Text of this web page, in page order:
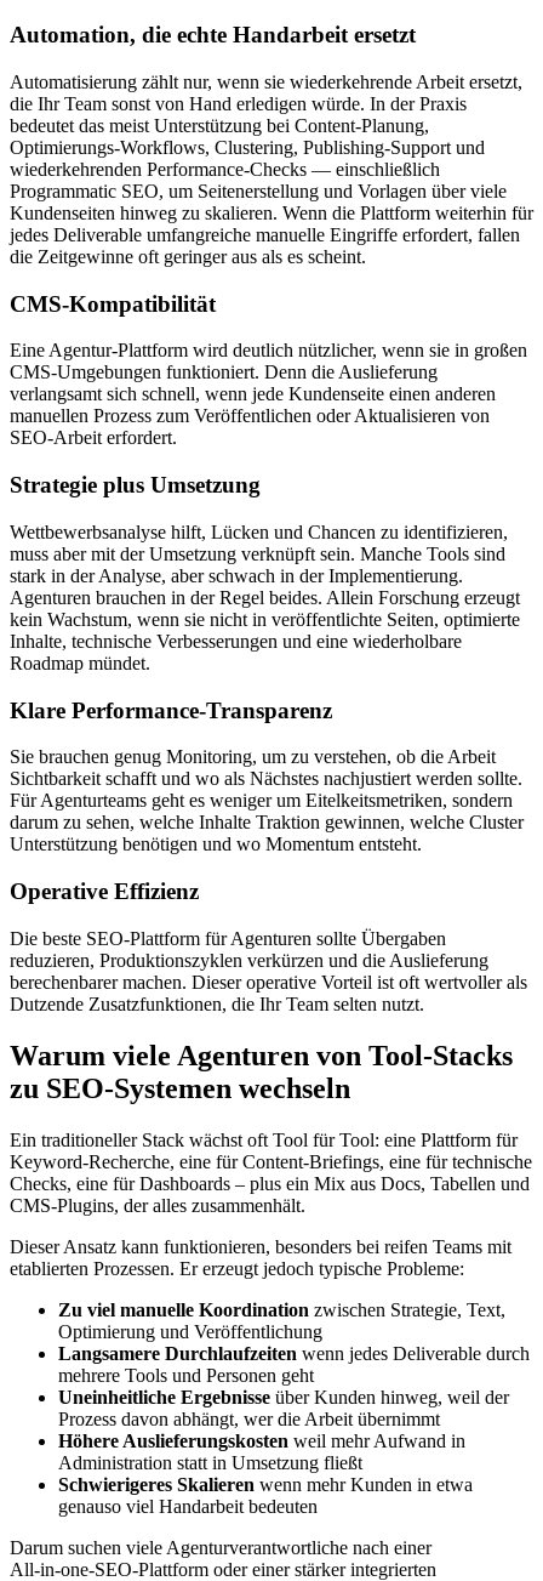
Automation, die echte Handarbeit ersetzt
Automatisierung zählt nur, wenn sie wiederkehrende Arbeit ersetzt,
die Ihr Team sonst von Hand erledigen würde. In der Praxis
bedeutet das meist Unterstützung bei Content‑Planung,
Optimierungs‑Workflows, Clustering, Publishing‑Support und
wiederkehrenden Performance‑Checks — einschließlich
Programmatic SEO, um Seitenerstellung und Vorlagen über viele
Kundenseiten hinweg zu skalieren. Wenn die Plattform weiterhin für
jedes Deliverable umfangreiche manuelle Eingriffe erfordert, fallen
die Zeitgewinne oft geringer aus als es scheint.
CMS‑Kompatibilität
Eine Agentur‑Plattform wird deutlich nützlicher, wenn sie in großen
CMS‑Umgebungen funktioniert. Denn die Auslieferung
verlangsamt sich schnell, wenn jede Kundenseite einen anderen
manuellen Prozess zum Veröffentlichen oder Aktualisieren von
SEO‑Arbeit erfordert.
Strategie plus Umsetzung
Wettbewerbsanalyse hilft, Lücken und Chancen zu identifizieren,
muss aber mit der Umsetzung verknüpft sein. Manche Tools sind
stark in der Analyse, aber schwach in der Implementierung.
Agenturen brauchen in der Regel beides. Allein Forschung erzeugt
kein Wachstum, wenn sie nicht in veröffentlichte Seiten, optimierte
Inhalte, technische Verbesserungen und eine wiederholbare
Roadmap mündet.
Klare Performance‑Transparenz
Sie brauchen genug Monitoring, um zu verstehen, ob die Arbeit
Sichtbarkeit schafft und wo als Nächstes nachjustiert werden sollte.
Für Agenturteams geht es weniger um Eitelkeitsmetriken, sondern
darum zu sehen, welche Inhalte Traktion gewinnen, welche Cluster
Unterstützung benötigen und wo Momentum entsteht.
Operative Effizienz
Die beste SEO‑Plattform für Agenturen sollte Übergaben
reduzieren, Produktionszyklen verkürzen und die Auslieferung
berechenbarer machen. Dieser operative Vorteil ist oft wertvoller als
Dutzende Zusatzfunktionen, die Ihr Team selten nutzt.
Warum viele Agenturen von Tool‑Stacks
zu SEO‑Systemen wechseln
Ein traditioneller Stack wächst oft Tool für Tool: eine Plattform für
Keyword‑Recherche, eine für Content‑Briefings, eine für technische
Checks, eine für Dashboards – plus ein Mix aus Docs, Tabellen und
CMS‑Plugins, der alles zusammenhält.
Dieser Ansatz kann funktionieren, besonders bei reifen Teams mit
etablierten Prozessen. Er erzeugt jedoch typische Probleme:
Zu viel manuelle Koordination zwischen Strategie, Text,
Optimierung und Veröffentlichung
Langsamere Durchlaufzeiten wenn jedes Deliverable durch
mehrere Tools und Personen geht
Uneinheitliche Ergebnisse über Kunden hinweg, weil der
Prozess davon abhängt, wer die Arbeit übernimmt
Höhere Auslieferungskosten weil mehr Aufwand in
Administration statt in Umsetzung fließt
Schwierigeres Skalieren wenn mehr Kunden in etwa
genauso viel Handarbeit bedeuten
Darum suchen viele Agenturverantwortliche nach einer
All‑in‑one‑SEO‑Plattform oder einer stärker integrierten